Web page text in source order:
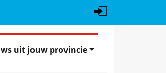
uit jouw provincie